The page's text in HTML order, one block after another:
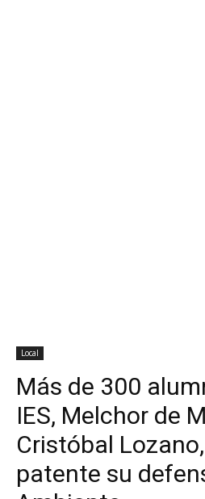
Local
Más de 300
IES, Melchor de
Cristóbal
patente su